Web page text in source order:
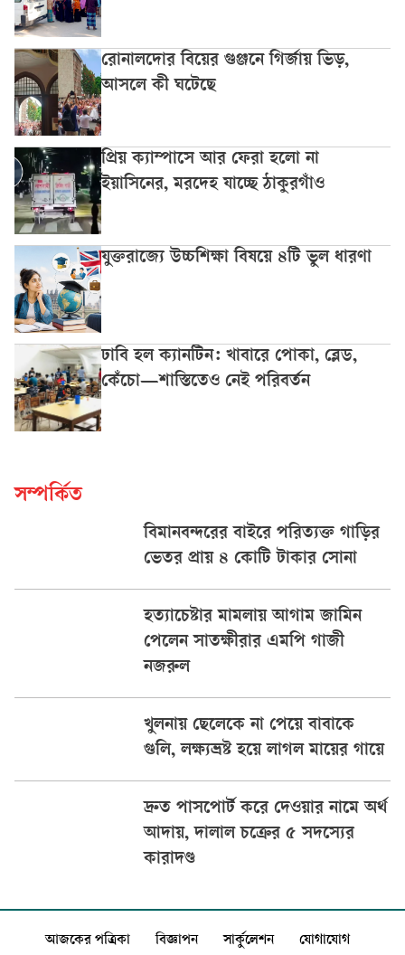
রোনালদোর বিয়ের গুঞ্জনে গির্জায় ভিড়,
আসলে কী ঘটেছে
প্রিয় ক্যাম্পাসে আর ফেরা হলো না
ইয়াসিনের, মরদেহ যাচ্ছে ঠাকুরগাঁও
যুক্তরাজ্যে উচ্চশিক্ষা বিষয়ে ৪টি ভুল ধারণা
ঢাবি হল ক্যানটিন: খাবারে পোকা, ব্লেড,
কেঁচো—শাস্তিতেও নেই পরিবর্তন
সম্পর্কিত
বিমানবন্দরের বাইরে পরিত্যক্ত গাড়ির
ভেতর প্রায় ৪ কোটি টাকার সোনা
হত্যাচেষ্টার মামলায় আগাম জামিন
পেলেন সাতক্ষীরার এমপি গাজী
নজরুল
খুলনায় ছেলেকে না পেয়ে বাবাকে
গুলি, লক্ষ্যভ্রষ্ট হয়ে লাগল মায়ের গায়ে
দ্রুত পাসপোর্ট করে দেওয়ার নামে অর্থ
আদায়, দালাল চক্রের ৫ সদস্যের
কারাদণ্ড
আজকের পত্রিকা বিজ্ঞাপন সার্কুলেশন যোগাযোগ